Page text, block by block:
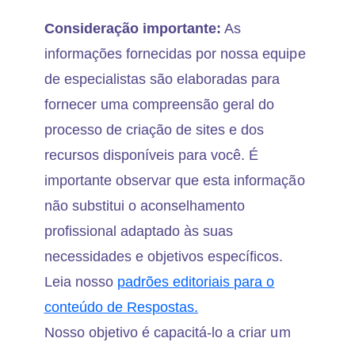
Consideração importante: As
informações fornecidas por nossa equipe
de especialistas são elaboradas para
fornecer uma compreensão geral do
processo de criação de sites e dos
recursos disponíveis para você. É
importante observar que esta informação
não substitui o aconselhamento
profissional adaptado às suas
necessidades e objetivos específicos.
Leia nosso padrões editoriais para o
conteúdo de Respostas.
Nosso objetivo é capacitá-lo a criar um